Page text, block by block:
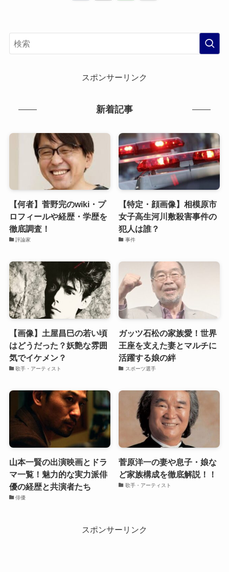
スポンサーリンク
新着記事
【何者】菅野完のwiki・プ
ロフィールや経歴・学歴を
徹底調査！
評論家
【特定・顔画像】相模原市
女子高生河川敷殺害事件の
犯人は誰？
事件
【画像】土屋昌巳の若い頃
はどうだった？妖艶な雰囲
気でイケメン？
歌手・アーティスト
ガッツ石松の家族愛！世界
王座を支えた妻とマルチに
活躍する娘の絆
スポーツ選手
山本一賢の出演映画とドラ
マ一覧！魅力的な実力派俳
優の経歴と共演者たち
俳優
菅原洋一の妻や息子・娘な
ど家族構成を徹底解説！！
歌手・アーティスト
スポンサーリンク